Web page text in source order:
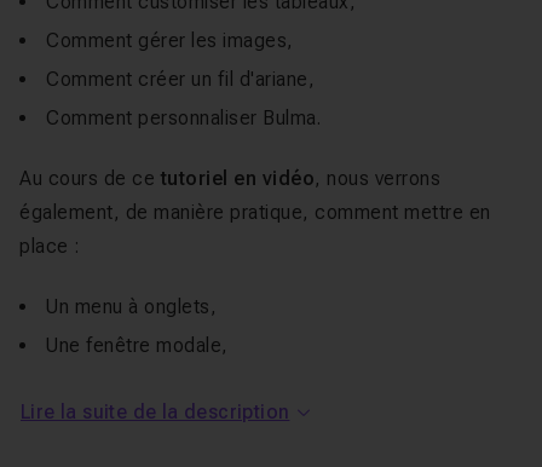
Comment gérer les images,
Comment créer un fil d'ariane,
Comment personnaliser Bulma.
Au cours de ce tutoriel en vidéo, nous verrons
également, de manière pratique, comment mettre en
place :
Un menu à onglets,
Une fenêtre modale,
Lire la suite de la description